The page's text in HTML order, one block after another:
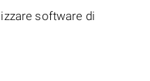
software di